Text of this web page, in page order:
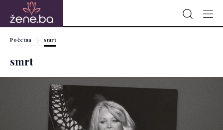
Početna smrt
smrt